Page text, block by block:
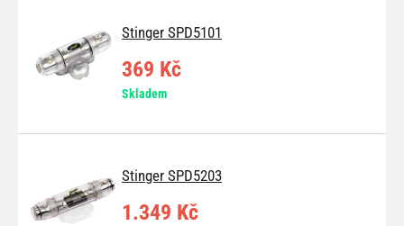
Stinger SPD5101
369 Kč
Skladem
Stinger SPD5203
1.349 Kč